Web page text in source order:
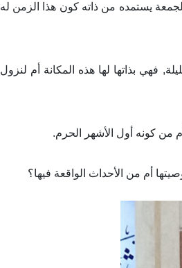
يستمده من ذاته كون هذا الزمن له
فهي بذاتها لها هذه المكانة أم لنزول
من كونه أول الأشهر الحرم.
أم من الأحداث الواقعة فيها؟